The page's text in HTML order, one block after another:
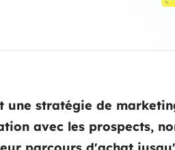
une stratégie de
avec les prospects,